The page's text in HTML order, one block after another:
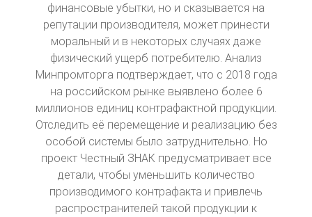
финансовые убытки, но и сказывается на
репутации производителя, может принести
моральный и в некоторых случаях даже
физический ущерб потребителю. Анализ
Минпромторга подтверждает, что с 2018 года
на российском рынке выявлено более 6
миллионов единиц контрафактной продукции.
Отследить её перемещение и реализацию без
особой системы было затруднительно. Но
проект Честный ЗНАК предусматривает все
детали, чтобы уменьшить количество
производимого контрафакта и привлечь
распространителей такой продукции к